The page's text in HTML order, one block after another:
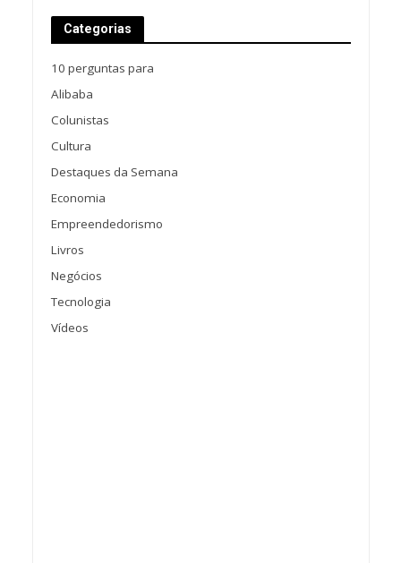
Categorias
10 perguntas para
Alibaba
Colunistas
Cultura
Destaques da Semana
Economia
Empreendedorismo
Livros
Negócios
Tecnologia
Vídeos